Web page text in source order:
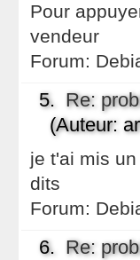
Pour
vendeur
Forum:
5. Re:
(Auteur:
je t'ai mis
dits
Forum:
6. Re: